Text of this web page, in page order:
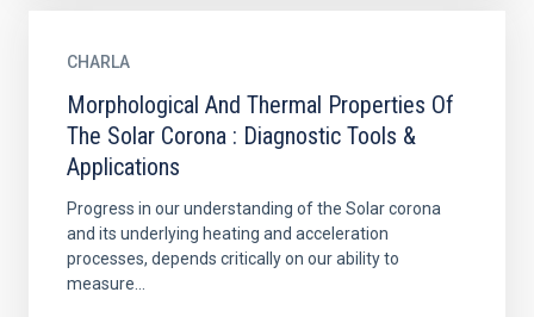
CHARLA
Morphological And Thermal Properties Of
The Solar Corona : Diagnostic Tools &
Applications
Progress in our understanding of the Solar corona
and its underlying heating and acceleration
processes, depends critically on our ability to
measure...